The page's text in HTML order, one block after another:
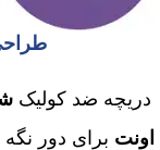
دریچه ضد کولیک
اونت برای دور